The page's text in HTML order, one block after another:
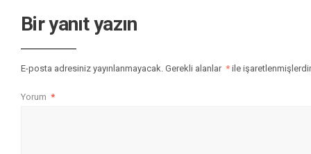
Bir yanıt yazın
E-posta adresiniz yayınlanmayacak. Gerekli alanlar * ile işaretlenmişlerdir
Yorum *